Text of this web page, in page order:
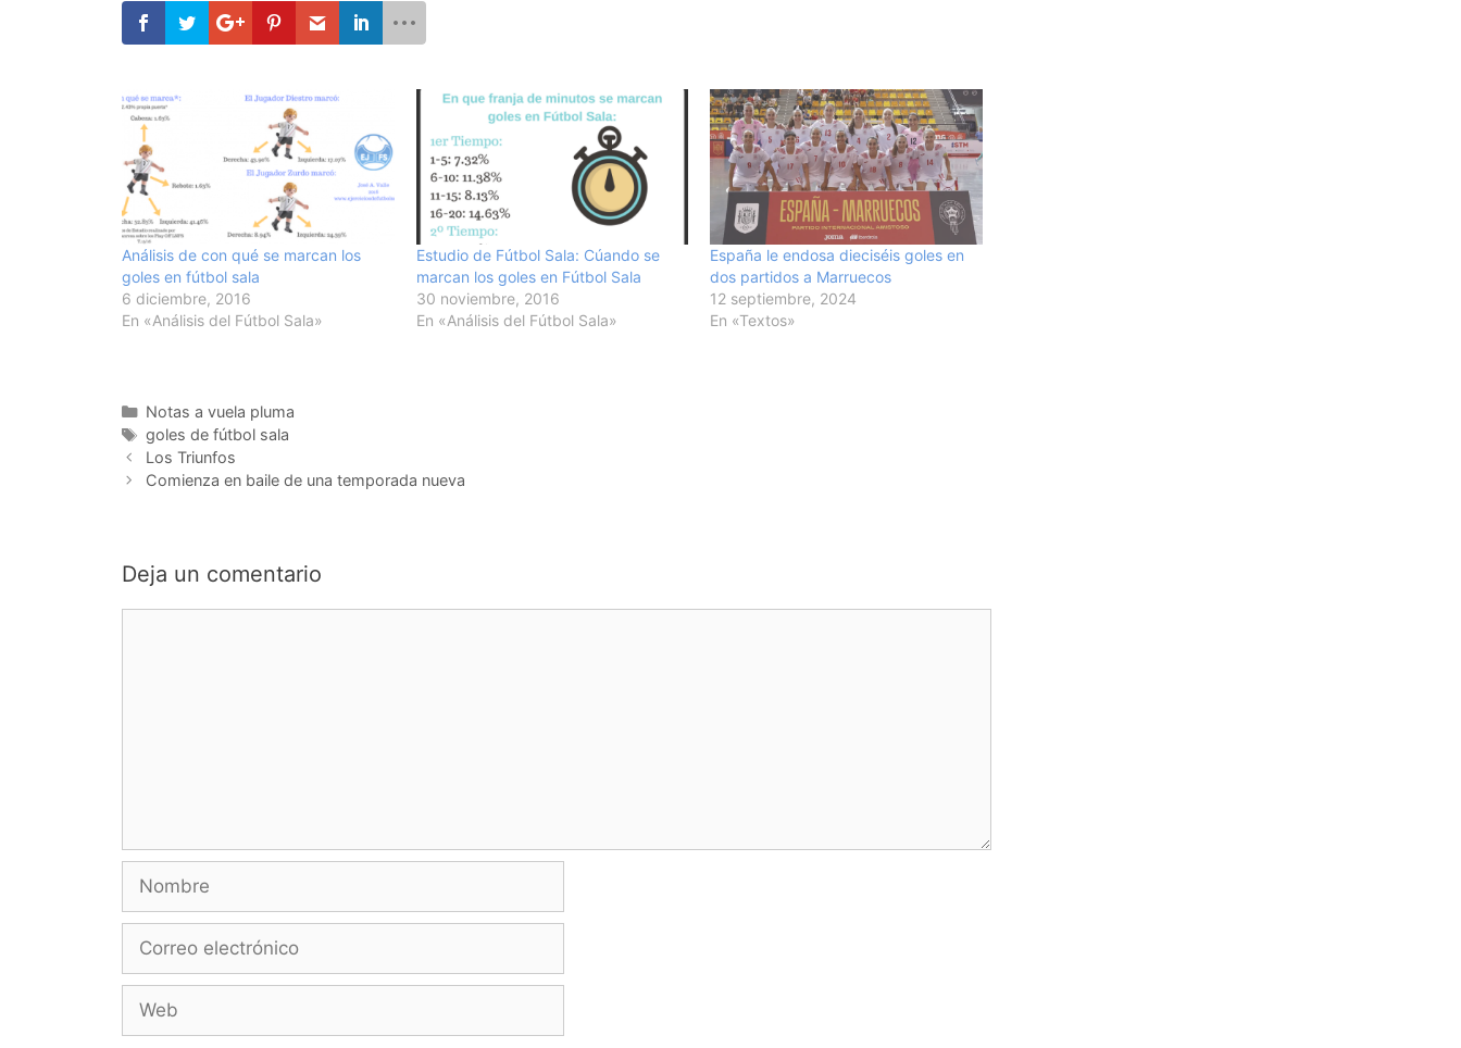
Análisis de con qué se marcan los
goles en fútbol sala
6 diciembre, 2016
En «Análisis del Fútbol Sala»
Estudio de Fútbol Sala: Cúando se
marcan los goles en Fútbol Sala
30 noviembre, 2016
En «Análisis del Fútbol Sala»
España le endosa dieciséis goles en
dos partidos a Marruecos
12 septiembre, 2024
En «Textos»
Categorías
Notas a vuela pluma
Etiquetas
goles de fútbol sala
Navegación
de
Los Triunfos
Comienza en baile de una temporada nueva
Deja un comentario
electrónico